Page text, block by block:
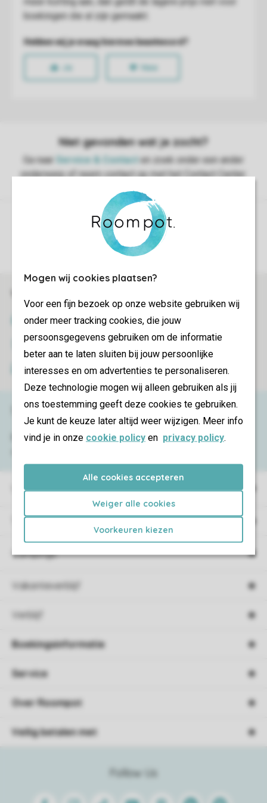
Mogen wij cookies plaatsen?
Voor een fijn bezoek op onze website gebruiken wij
onder meer tracking cookies, die jouw
persoonsgegevens gebruiken om de informatie
beter aan te laten sluiten bij jouw persoonlijke
interesses en om advertenties te personaliseren.
Deze technologie mogen wij alleen gebruiken als jij
ons toestemming geeft deze cookies te gebruiken.
Je kunt de keuze later altijd weer wijzigen. Meer info
vind je in onze cookie policy en privacy policy.
Alle cookies accepteren
Weiger alle cookies
Voorkeuren kiezen
Controle over jouw gegevens & privacy
Instellingen wijzigen
SSL certificaat
Veilige gegevensoverdracht
Veilige betaling
Vakantieparken
Type vakantie
Campings
Vakantieverblijf
Verblijf
Service & contact
Bekijk deveelgestelde vragenof neem
Follow Us
FacebookInstagram
Tiktok Youtube PinterestLinkedinSpotify
Boekingsinformatie
Service
Over Roompot
Veilig betalen met